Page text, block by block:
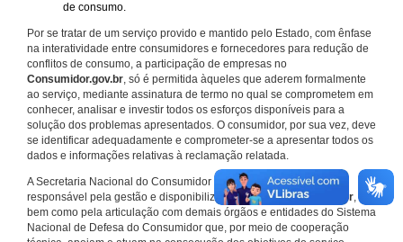
de consumo.
Por se tratar de um serviço provido e mantido pelo Estado, com ênfase
na interatividade entre consumidores e fornecedores para redução de
conflitos de consumo, a participação de empresas no
Consumidor.gov.br, só é permitida àqueles que aderem formalmente
ao serviço, mediante assinatura de termo no qual se comprometem em
conhecer, analisar e investir todos os esforços disponíveis para a
solução dos problemas apresentados. O consumidor, por sua vez, deve
se identificar adequadamente e comprometer-se a apresentar todos os
dados e informações relativas à reclamação relatada.
A Secretaria Nacional do Consumidor do Ministério da Justiça é a
responsável pela gestão e disponibilização doConsumidor.gov.br,
bem como pela articulação com demais órgãos e entidades do Sistema
Nacional de Defesa do Consumidor que, por meio de cooperação